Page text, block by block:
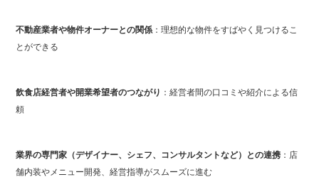
不動産業者や物件オーナーとの関係 ：理想的な物件をすばやく見つけるこ
とができる
飲食店経営者や開業希望者のつながり ：経営者間の口コミや紹介による信
頼
業界の専門家（デザイナー、シェフ、コンサルタントなど）との連携 ：店
舗内装やメニュー開発、経営指導がスムーズに進む